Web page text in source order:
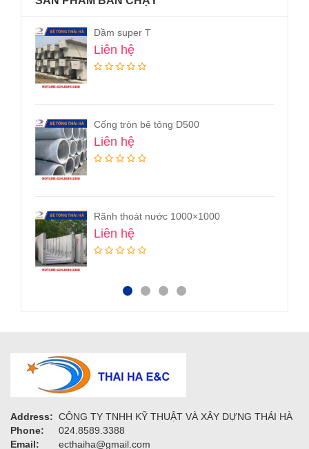
Cống hộp đôi bê tông 1x1m
Liên hệ
Dịch vụ vận chuyển cấu kiện bê tông
Liên hệ
Cống tròn bê tông D1000
Liên hệ
Address: CÔNG TY TNHH KỸ THUẬT VÀ XÂY DỰNG THÁI HÀ
Phone:
024.8589.3388
Email:
ecthaiha@gmail.com